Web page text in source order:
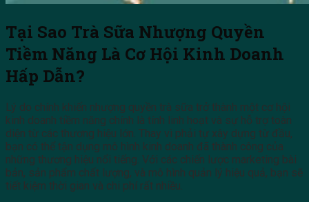
Tại Sao Trà Sữa Nhượng Quyền
Tiềm Năng Là Cơ Hội Kinh Doanh
Hấp Dẫn?
Lý do chính khiến nhượng quyền trà sữa trở thành một cơ hội
kinh doanh tiềm năng chính là tính linh hoạt và sự hỗ trợ toàn
diện từ các thương hiệu lớn. Thay vì phải tự xây dựng từ đầu,
bạn có thể tận dụng mô hình kinh doanh đã thành công của
những thương hiệu nổi tiếng. Với các chiến lược marketing bài
bản, sản phẩm chất lượng, và mô hình quản lý hiệu quả, bạn sẽ
tiết kiệm thời gian và chi phí rất nhiều.